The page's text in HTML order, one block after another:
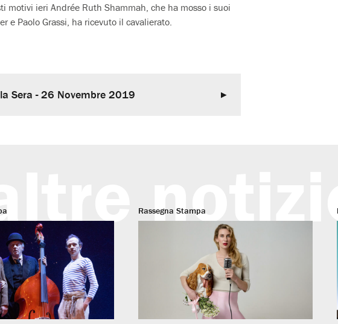
ieri Andrée Ruth Shammah, che ha mosso i suoi
e Paolo Grassi, ha ricevuto il cavalierato.
Sera - 26 Novembre 2019
Rassegna Stampa